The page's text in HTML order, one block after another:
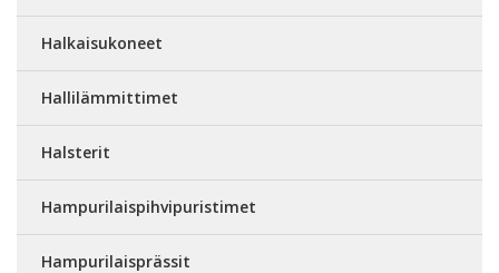
Halkaisukoneet
Hallilämmittimet
Halsterit
Hampurilaispihvipuristimet
Hampurilaisprässit